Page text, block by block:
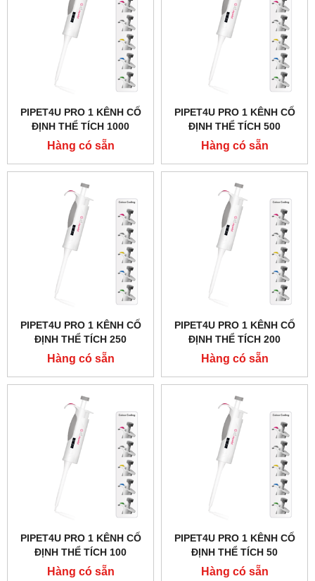
PIPET4U PRO 1 KÊNH CỐ
ĐỊNH THỂ TÍCH 1000
MICROLIT (1ML) HÃNG
AHN - ĐỨC
Hàng có sẵn
PIPET4U PRO 1 KÊNH CỐ
ĐỊNH THỂ TÍCH 500
MICROLIT HÃNG AHN -
ĐỨC
Hàng có sẵn
PIPET4U PRO 1 KÊNH CỐ
ĐỊNH THỂ TÍCH 250
MICROLIT HÃNG AHN -
ĐỨC
Hàng có sẵn
PIPET4U PRO 1 KÊNH CỐ
ĐỊNH THỂ TÍCH 200
MICROLIT HÃNG AHN -
ĐỨC
Hàng có sẵn
PIPET4U PRO 1 KÊNH CỐ
ĐỊNH THỂ TÍCH 100
MICROLIT HÃNG AHN -
Hàng có sẵn
PIPET4U PRO 1 KÊNH CỐ
ĐỊNH THỂ TÍCH 50
MICROLIT HÃNG AHN -
Hàng có sẵn